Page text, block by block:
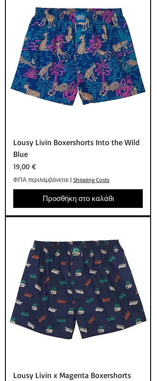
Lousy Livin Boxershorts Into the Wild
Blue
Τιμή
19,00 €
ΦΠΑ περιλαμβάνεται | Shipping Costs
Προσθήκη στο καλάθι
Lousy Livin x Magenta Boxershorts